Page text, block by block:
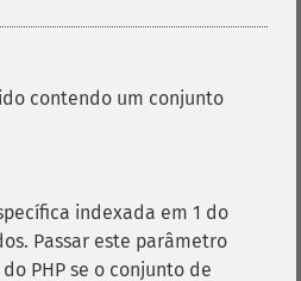
contendo um conjunto
indexada em 1 do
Passar este parâmetro
PHP se o conjunto de